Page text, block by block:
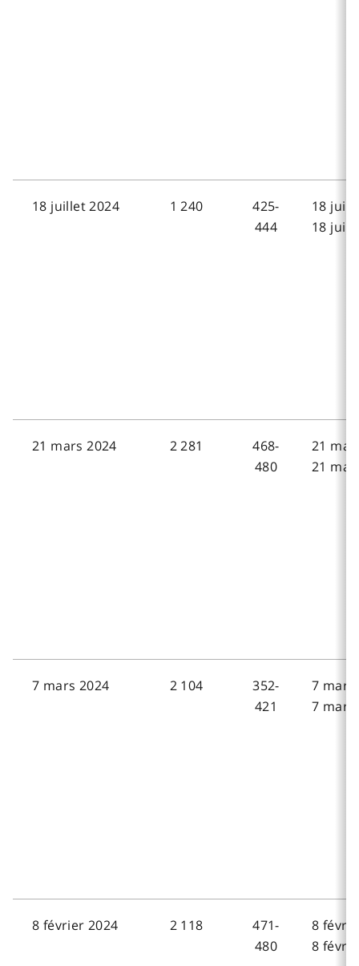
18 juillet 2024 1 240
425-
444
18
18
21 mars 2024 2 281
468-
480
21
21
7 mars 2024 2 104
352-
421
7 mars
7 mars
8 février 2024 2 118
471-
480
8
8